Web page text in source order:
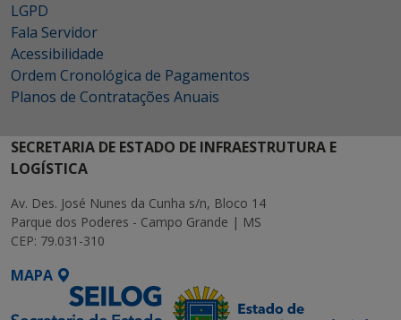
LGPD
Fala Servidor
Acessibilidade
Ordem Cronológica de Pagamentos
Planos de Contratações Anuais
SECRETARIA DE ESTADO DE INFRAESTRUTURA E
LOGÍSTICA
Av. Des. José Nunes da Cunha s/n, Bloco 14
Parque dos Poderes - Campo Grande | MS
CEP: 79.031-310
MAPA